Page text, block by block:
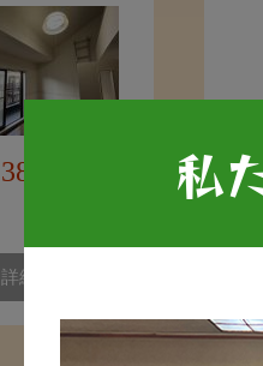
38,000
詳細を見る
習
私